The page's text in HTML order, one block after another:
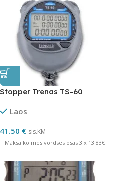
Stopper Trenas TS-60
Laos
41.50 € sis.KM
Maksa kolmes võrdses osas 3 x 13.83€